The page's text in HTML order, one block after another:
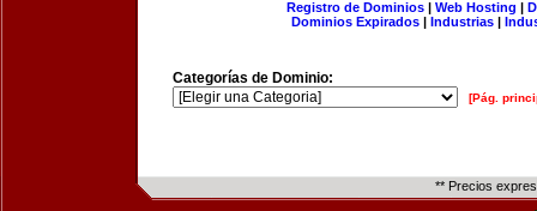
Registro de Dominios| Web Hosting |
Dominios Expirados | Industrias |
Categorías de Dominio:
[Pág.
** Precios